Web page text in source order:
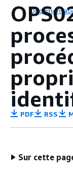
PDF RSS
Sur cette